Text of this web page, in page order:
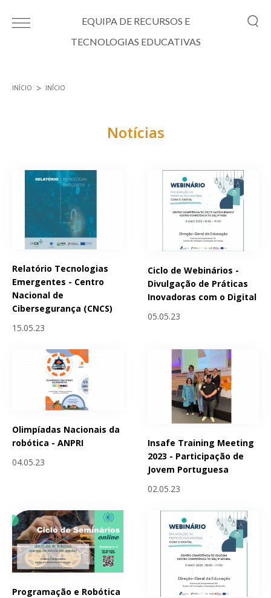
EQUIPA DE RECURSOS E
TECNOLOGIAS EDUCATIVAS
INÍCIO INÍCIO
Notícias
Relatório Tecnologias
Emergentes - Centro
Nacional de
Cibersegurança (CNCS)
15.05.23
Ciclo de Webinários -
Divulgação de Práticas
Inovadoras com o Digital
05.05.23
Olimpíadas Nacionais da
robótica - ANPRI
04.05.23
Insafe Training Meeting
2023 - Participação de
Jovem Portuguesa
02.05.23
Programação e Robótica
Páginas